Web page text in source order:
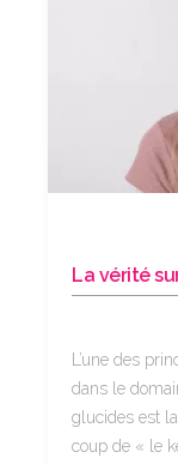
La vérité
L’une des
dans le
glucides est
coup de « le